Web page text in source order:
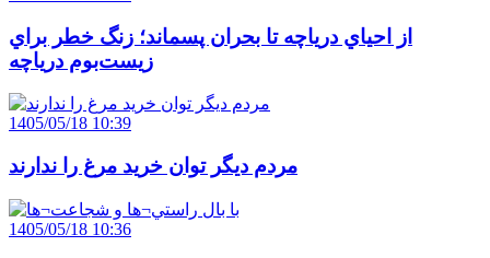
از احياي درياچه تا بحران پسماند؛ زنگ خطر براي
زيست‌بوم درياچه
1405/05/18 10:39
مردم ديگر توان خريد مرغ را ندارند
1405/05/18 10:36